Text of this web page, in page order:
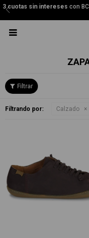
Diners y Cencosud.

Filtrando por: Calzado